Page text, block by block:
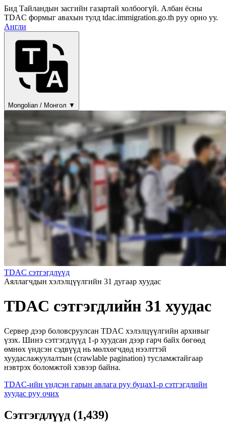
Бид Тайландын засгийн газартай холбоогүй. Албан ёсны
TDAC формыг авахын тулд tdac.immigration.go.th руу орно уу.
Англи
Mongolian / Монгол ▼
TDAC сэтгэгдлүүд
Аяллагчдын хэлэлцүүлгийн 31 дугаар хуудас
TDAC сэтгэгдлийн 31 хуудас
Сервер дээр боловсруулсан TDAC хэлэлцүүлгийн архивыг
үзэх. Шинэ сэтгэгдлүүд 1-р хуудсан дээр гарч байх бөгөөд
өмнөх үндсэн сэдвүүд нь мөлхөгчдөд нээлттэй
хуудаслажуулалтын (crawlable pagination) тусламжтайгаар
нэвтрэх боломжтой хэвээр байна.
TDAC-ийн үндсэн гарын авлага руу буцах1-р сэтгэгдлийн
хуудас руу очих
Сэтгэгдлүүд (1,439)